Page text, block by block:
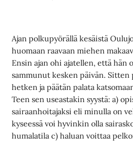
Ajan polkupyörällä kesäistä
huomaan raavaan miehen
Ensin ajan ohi ajatellen, että hän
sammunut kesken päivän.
hetken ja päätän palata
Teen sen useastakin syystä: a)
sairaanhoitajaksi eli minulla on
kyseessä voi hyvinkin olla
humalatila c) haluan voittaa